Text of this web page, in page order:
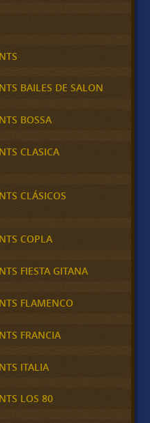
BAILES DE SALON
BOSSA
CLASICA
CLÁSICOS
COPLA
FIESTA GITANA
FLAMENCO
FRANCIA
ITALIA
LOS 80